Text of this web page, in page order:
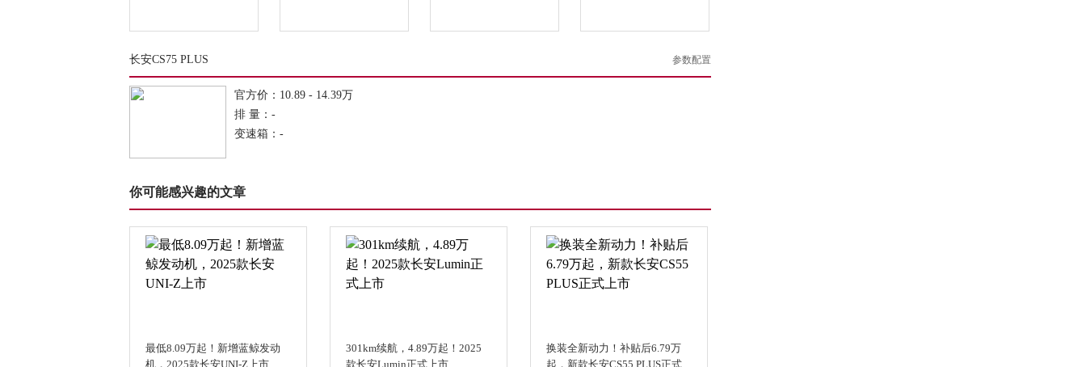
参数配置
长安CS75 PLUS
官方价：10.89 - 14.39万
排 量：-
变速箱：-
你可能感兴趣的文章
最低8.09万起！新增蓝鲸发动
机，2025款长安UNI-Z上市
301km续航，4.89万起！2025
款长安Lumin正式上市
换装全新动力！补贴后6.79万
起，新款长安CS55 PLUS正式